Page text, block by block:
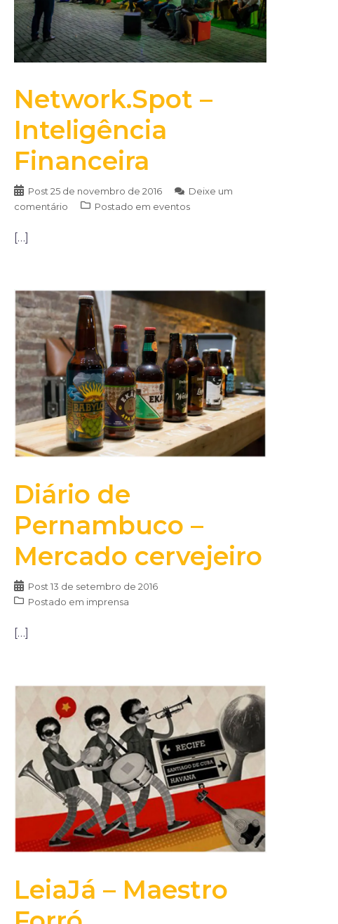
Network.Spot –
Inteligência
Financeira
Post 25 de novembro de 2016
Deixe um
comentário
Postado em eventos
[…]
Diário de
Pernambuco –
Mercado cervejeiro
Post 13 de setembro de 2016
Postado em imprensa
[…]
LeiaJá – Maestro